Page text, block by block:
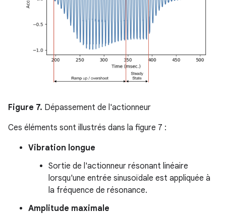
Figure 7. Dépassement de l'actionneur
Ces éléments sont illustrés dans la figure 7 :
Vibration longue
Sortie de l'actionneur résonant linéaire
lorsqu'une entrée sinusoïdale est appliquée à
la fréquence de résonance.
Amplitude maximale